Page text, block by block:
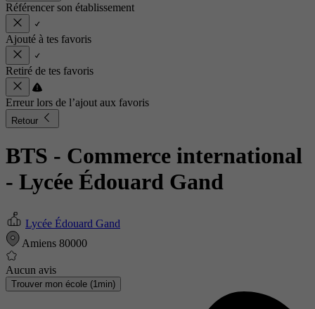
Référencer son établissement
Ajouté à tes favoris
Retiré de tes favoris
Erreur lors de l’ajout aux favoris
Retour
BTS - Commerce international
- Lycée Édouard Gand
Lycée Édouard Gand
Amiens 80000
Aucun avis
Trouver mon école (1min)